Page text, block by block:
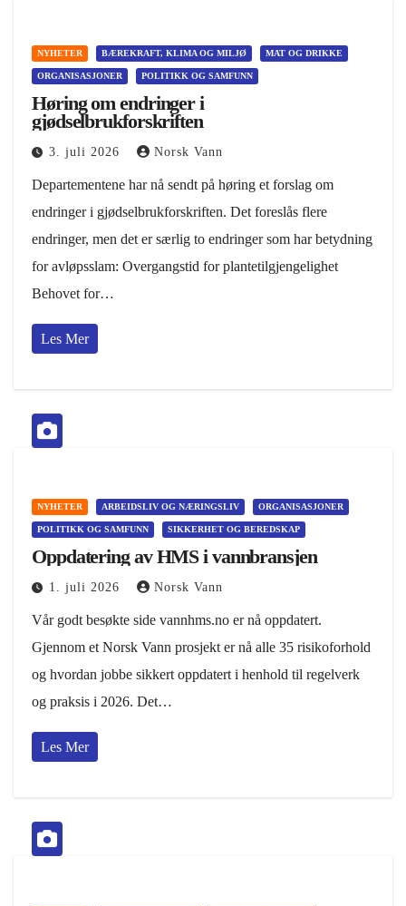
NYHETER BÆREKRAFT, KLIMA OG MILJØ MAT OG DRIKKE
ORGANISASJONER POLITIKK OG SAMFUNN
Høring om endringer i
gjødselbrukforskriften
3. juli 2026 Norsk Vann
Departementene har nå sendt på høring et forslag om
endringer i gjødselbrukforskriften. Det foreslås flere
endringer, men det er særlig to endringer som har betydning
for avløpsslam: Overgangstid for plantetilgjengelighet
Behovet for…
Les Mer
NYHETER ARBEIDSLIV OG NÆRINGSLIV ORGANISASJONER
POLITIKK OG SAMFUNN SIKKERHET OG BEREDSKAP
Oppdatering av HMS i vannbransjen
1. juli 2026 Norsk Vann
Vår godt besøkte side vannhms.no er nå oppdatert.
Gjennom et Norsk Vann prosjekt er nå alle 35 risikoforhold
og hvordan jobbe sikkert oppdatert i henhold til regelverk
og praksis i 2026. Det…
Les Mer